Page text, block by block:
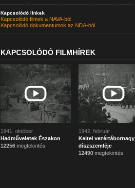
Kapcsolódó linkek
Kapcsolódó filmek a NAVA-ból
Kapcsolódó dokumentumok az NDA-ból
KAPCSOLÓDÓ FILMHÍREK
1941. október
Hadműveletek Északon
12256megtekintés
1942. február
Keitel vezértábornagy
díszszemléje
12490megtekintés